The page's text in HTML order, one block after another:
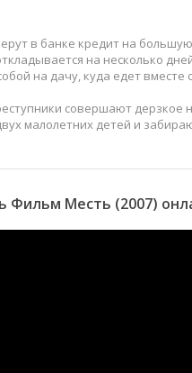
в банке кредит на
на несколько
на дачу, куда едет
совершают
малолетних детей и
Фильм Месть (2007)